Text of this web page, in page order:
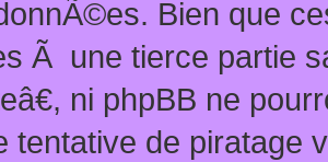
Bien que
Ã une tierce partie
ni phpBB ne
tentative de piratage